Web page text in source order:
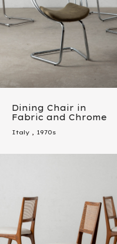
Dining Chair in
Fabric and Chrome
Italy , 1970s